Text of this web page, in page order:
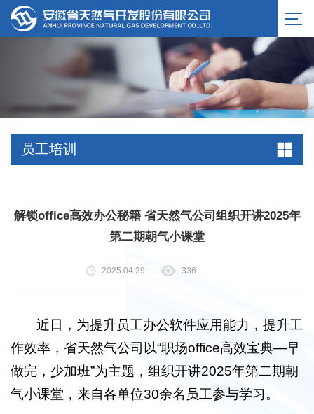
员工培训
解锁office高效办公秘籍 省天然气公司组织开讲2025年
第二期朝气小课堂
2025.04.29 336
近日，为提升员工办公软件应用能力，提升工
作效率，省天然气公司以“职场office高效宝典—早
做完，少加班”为主题，组织开讲2025年第二期朝
气小课堂，来自各单位30余名员工参与学习。